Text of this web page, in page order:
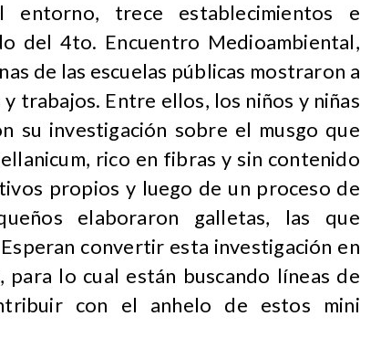
trece establecimientos e
del 4to. Encuentro Medioambiental,
de las escuelas públicas mostraron a
trabajos. Entre ellos, los niños y niñas
su investigación sobre el musgo que
rico en fibras y sin contenido
propios y luego de un proceso de
elaboraron galletas, las que
convertir esta investigación en
lo cual están buscando líneas de
con el anhelo de estos mini